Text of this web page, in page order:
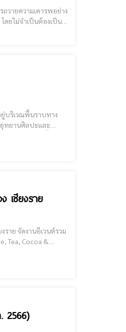
ดยไม่จำเป็นต้องเป็น
เชียงราย
ราย จัดงานอีเวนต์รวม
2566)